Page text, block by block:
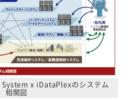
x iDataPlexのシステム
相関図